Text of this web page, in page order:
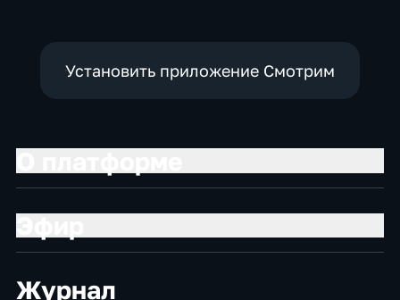
Установить приложение Смотрим
Журнал